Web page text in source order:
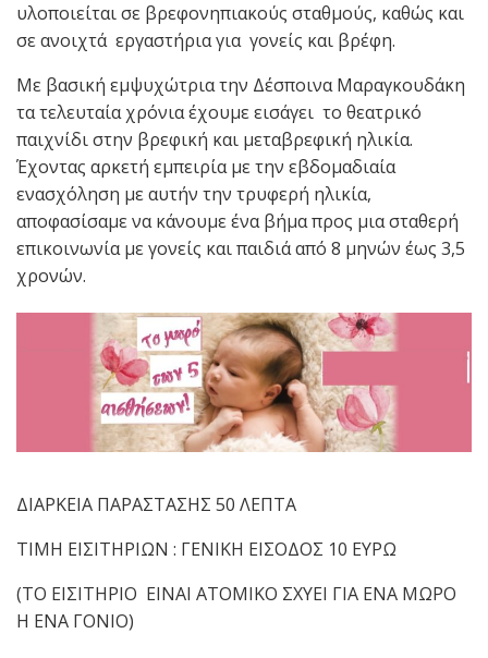
υλοποιείται σε βρεφονηπιακούς σταθμούς, καθώς και
σε ανοιχτά εργαστήρια για γονείς και βρέφη.
Με βασική εμψυχώτρια την Δέσποινα Μαραγκουδάκη
τα τελευταία χρόνια έχουμε εισάγει το θεατρικό
παιχνίδι στην βρεφική και μεταβρεφική ηλικία.
Έχοντας αρκετή εμπειρία με την εβδομαδιαία
ενασχόληση με αυτήν την τρυφερή ηλικία,
αποφασίσαμε να κάνουμε ένα βήμα προς μια σταθερή
επικοινωνία με γονείς και παιδιά από 8 μηνών έως 3,5
χρονών.
ΔΙΑΡΚΕΙΑ ΠΑΡΑΣΤΑΣΗΣ 50 ΛΕΠΤΑ
ΤΙΜΗ ΕΙΣΙΤΗΡΙΩΝ : ΓΕΝΙΚΗ ΕΙΣΟΔΟΣ 10 ΕΥΡΩ
(ΤΟ ΕΙΣΙΤΗΡΙΟ ΕΙΝΑΙ ΑΤΟΜΙΚΟ ΣΧΥΕΙ ΓΙΑ ΕΝΑ ΜΩΡΟ
Η ΕΝΑ ΓΟΝΙΟ)